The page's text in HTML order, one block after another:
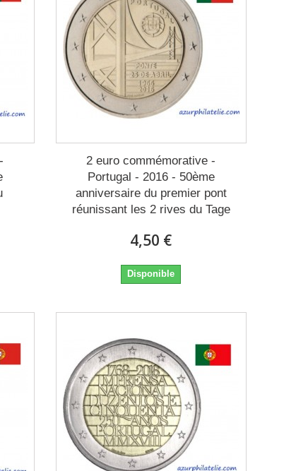
2 euro commémorative -
Portugal - 2016 - 50ème
anniversaire du premier pont
réunissant les 2 rives du Tage
4,50 €
Disponible